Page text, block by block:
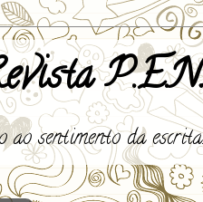
ao sentimento da